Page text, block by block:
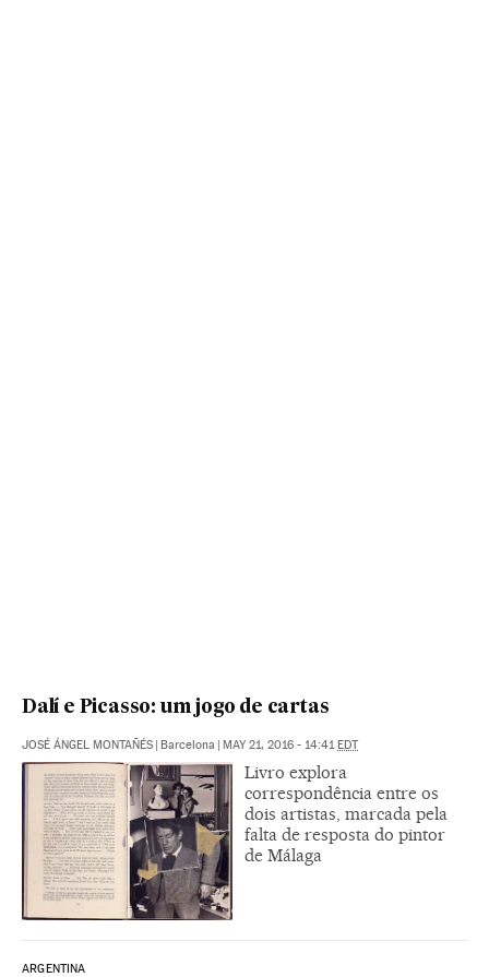
Dalí e Picasso: um jogo de cartas
JOSÉ ÁNGEL MONTAÑÉS | Barcelona | MAY 21, 2016 - 14:41EDT
Livro explora
correspondência entre os
dois artistas, marcada pela
falta de resposta do pintor
de Málaga
ARGENTINA